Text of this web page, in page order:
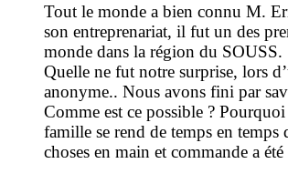
Tout le monde a bien connu M.
son entreprenariat, il fut un des
monde dans la région du SOUSS.
Quelle ne fut notre surprise, lors
anonyme.. Nous avons fini par
Comme est ce possible ?
famille se rend de temps en temps
choses en main et commande a